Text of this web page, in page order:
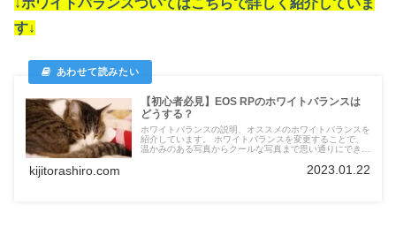
↓ホワイトバランスついてはこちらで詳しく紹介していま
す↓
【初心者必見】EOS RPのホワイトバランスは
どうする？
ホワイトバランスの説明、オススメのホワイトバランスを
紹介しています。 ホワイトバランスを変更することで、
温かみのある写真からクールな写真まで思い通りにできま
kijitorashiro.com 2023.01.22